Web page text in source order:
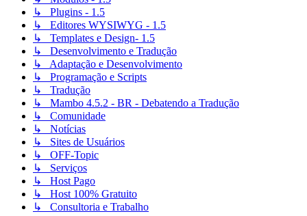
↳ Plugins - 1.5
↳ Editores WYSIWYG - 1.5
↳ Templates e Design- 1.5
↳ Desenvolvimento e Tradução
↳ Adaptação e Desenvolvimento
↳ Programação e Scripts
↳ Tradução
↳ Mambo 4.5.2 - BR - Debatendo a Tradução
↳ Comunidade
↳ Notícias
↳ Sites de Usuários
↳ OFF-Topic
↳ Serviços
↳ Host Pago
↳ Host 100% Gratuito
↳ Consultoria e Trabalho